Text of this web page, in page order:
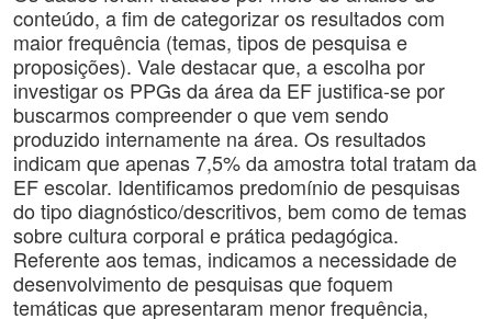
conteúdo, a fim de categorizar os resultados com
maior frequência (temas, tipos de pesquisa e
proposições). Vale destacar que, a escolha por
investigar os PPGs da área da EF justifica-se por
buscarmos compreender o que vem sendo
produzido internamente na área. Os resultados
indicam que apenas 7,5% da amostra total tratam da
EF escolar. Identificamos predomínio de pesquisas
do tipo diagnóstico/descritivos, bem como de temas
sobre cultura corporal e prática pedagógica.
Referente aos temas, indicamos a necessidade de
desenvolvimento de pesquisas que foquem
temáticas que apresentaram menor frequência,